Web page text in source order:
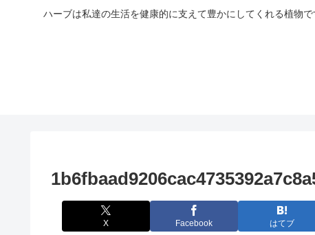
ハーブは私達の生活を健康的に支えて豊かにしてくれる植物
X Facebook はてブ